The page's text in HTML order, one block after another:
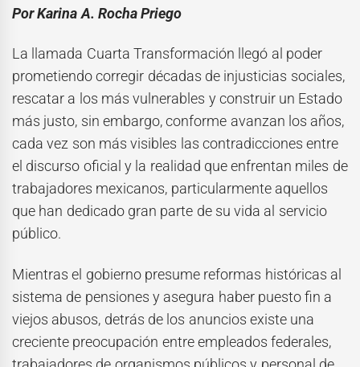
Por Karina A. Rocha Priego
La llamada Cuarta Transformación llegó al poder
prometiendo corregir décadas de injusticias sociales,
rescatar a los más vulnerables y construir un Estado
más justo, sin embargo, conforme avanzan los años,
cada vez son más visibles las contradicciones entre
el discurso oficial y la realidad que enfrentan miles de
trabajadores mexicanos, particularmente aquellos
que han dedicado gran parte de su vida al servicio
público.
Mientras el gobierno presume reformas históricas al
sistema de pensiones y asegura haber puesto fin a
viejos abusos, detrás de los anuncios existe una
creciente preocupación entre empleados federales,